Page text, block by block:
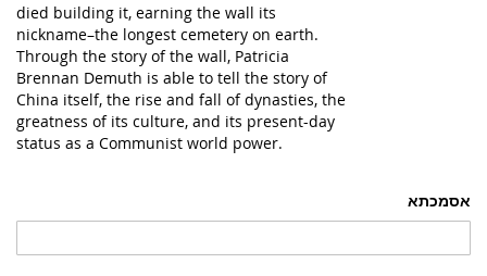
אסמכתא
died building it, earning the wall its
nickname–the longest cemetery on earth.
Through the story of the wall, Patricia
Brennan Demuth is able to tell the story of
China itself, the rise and fall of dynasties, the
greatness of its culture, and its present-day
status as a Communist world power.